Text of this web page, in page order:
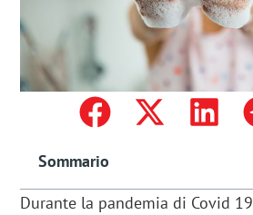
Sommario
Durante la pandemia di Covid 19